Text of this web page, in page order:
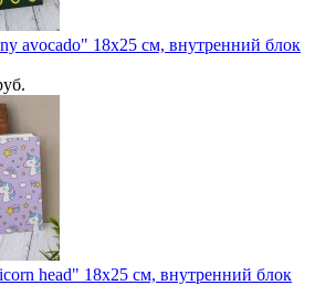
avocado" 18х25 см, внутренний блок
head" 18х25 см, внутренний блок